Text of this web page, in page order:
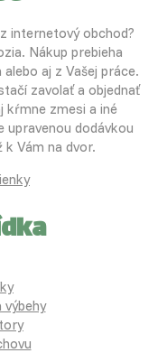
internetový obchod?
Nákup prebieha
aj z Vašej práce.
zavolať a objednať
kŕmne zmesi a iné
upravenou dodávkou
k Vám na dvor.
výbehy